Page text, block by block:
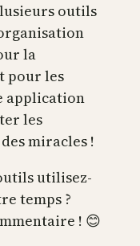
outils
la
pour les
application
les
miracles !
utilisez-
temps ?
! 😊